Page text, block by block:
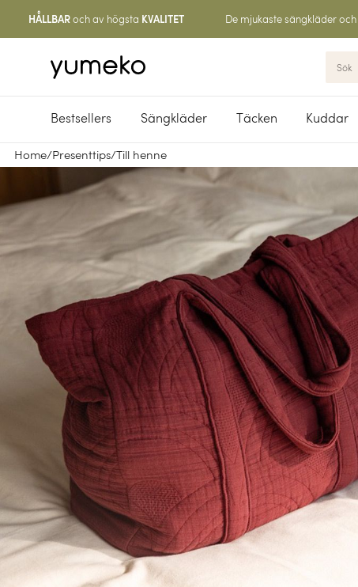
HÅLLBAR och av högsta KVALITET De mjukaste sängkläder
Bestsellers Sängkläder Täcken Kuddar
Home/Presenttips/Till henne